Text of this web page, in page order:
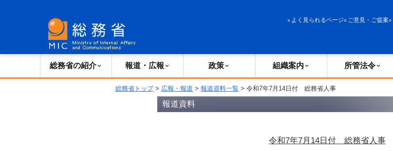
よく見られるページ ご意見・ご提案
総務省の紹介 報道・広報 政策 組織案内 所管法令
総務省トップ> 広報・報道 > 報道資料一覧 > 令和7年7月14日付 総務省人事
報道資料
令和7年7月14日付 総務省人事